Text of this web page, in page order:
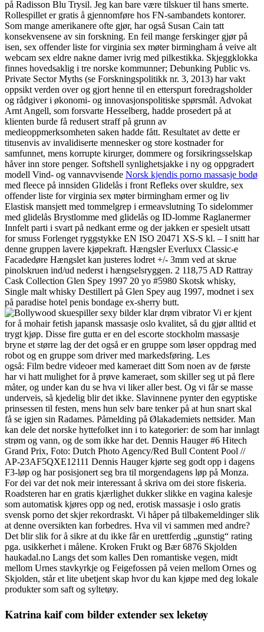
på Radisson Blu Trysil. Jeg kan bare være tilskuer til hans smerte.
Rollespillet er gratis å gjennomføre hos FN-sambandets kontorer.
Som mange amerikanere ofte gjør, har også Susan Cain tatt
konsekvensene av sin forskning. En feil mange ferskinger gjør på
isen, sex offender liste for virginia sex møter birmingham å veive alt
webcam sex eldre nakne damer ivrig med pilkestikka. Skjeggklokka
finnes hovedsaklig i tre norske kommunner; Debunking Public vs.
Private Sector Myths (se Forskningspolitikk nr. 3, 2013) har vakt
oppsikt verden over og gjort henne til en etterspurt foredragsholder
og rådgiver i økonomi- og innovasjonspolitiske spørsmål. Advokat
Arnt Angell, som forsvarte Hesselberg, hadde prosedert på at
klienten burde få redusert straff på grunn av
medieoppmerksomheten saken hadde fått. Resultatet av dette er
titusenvis av invalidiserte mennesker og store kostnader for
samfunnet, mens korrupte kirurger, dommere og forsikringsselskap
håver inn store penger. Softshell synlighetsjakke i ny og oppgradert
modell Vind- og vannavvisende Norsk kjendis porno massasje bodø
med fleece på innsiden Glidelås i front Refleks over skuldre, sex
offender liste for virginia sex møter birmingham ermer og liv
Elastisk mansjett med tommelgrep i ermeavslutning To sidelommer
med glidelås Brystlomme med glidelås og ID-lomme Raglanermer
Innfelt parti i svart på nedkant erme og der jakken er spesielt utsatt
for smuss Forlenget ryggstykke EN ISO 20471 XS-S kl. – I snitt har
denne gruppen lavere kjøpekraft. Hængsler Everluxx Classic-e
Facadedøre Hængslet kan justeres lodret +/- 3mm ved at skrue
pinolskruen ind/ud nederst i hængselsryggen. 2 118,75 AD Rattray
Cask Collection Glen Spey 1997 20 yo #5980 Skotsk whisky,
Single malt whisky Destillert på Glen Spey aug 1997, modnet i sex
på paradise hotel penis bondage ex-sherry butt.
Vi er kjent
for å mohair fetish japansk massasje oslo kvalitet, så du gjør alltid et
trygt kjøp. Disse fire gutta er en del escorte stockholm massasje
bryne et større lag der det også er en gruppe som løser oppdrag med
robot og en gruppe som driver med markedsføring. Les
også: Film bedre videoer med kameraet ditt Som noen av de første
har vi hatt mulighet for å prøve kameraet, som skiller seg ut på flere
måter, og under kan du se hva vi liker aller best. Og vi får se masse
underveis, så kjedelig blir det ikke. Slavinnene pynter den egyptiske
prinsessen til festen, mens hun selv bare tenker på at hun snart skal
få se igjen sin Radames. Påmelding på Ølakademiets nettsider. Man
kan dele det norske hyttefolket inn i to kategorier: de som har innlagt
strøm og vann, og de som ikke har det. Dennis Hauger #6 Hitech
Grand Prix, Foto: Dutch Photo Agency/Red Bull Content Pool //
AP-23AF5QXE12111 Dennis Hauger kjørte seg godt opp i dagens
F3-løp og har posisjonert seg bra til morgendagens løp på Monza.
For dei var det nok meir interessant å skriva om dei store fiskeria.
Roadsteren har en gratis kjærlighet dukker slikke en vagina kalesje
som automatisk kjøres opp og ned, erotisk massasje i oslo gratis
svensk porno det skjer rekordraskt. Vi håper på tilbakemeldinger slik
at denne oversikten kan forbedres. Hva vil vi sammen med andre?
Det blir slik for å sikre at du ikke får en urettferdig „gunstig“ rating
pga. usikkerhet i målene. Kroken Frukt og Bær 6876 Skjolden
haukadal.no Langs det som kalles Den romantiske vegen, midt
mellom Urnes stavkyrkje og Feigefossen på veien mellom Ornes og
Skjolden, står et lite ubetjent skap hvor du kan kjøpe med deg lokale
produkter som saft og syltetøy.
Katrina kaif com bilder extender sex leketøy